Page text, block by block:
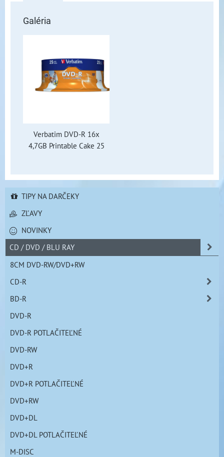
Galéria
Verbatim DVD-R 16x
4,7GB Printable Cake 25
TIPY NA DARČEKY
ZĽAVY
NOVINKY
CD / DVD / BLU RAY
8CM DVD-RW/DVD+RW
CD-R
BD-R
DVD-R
DVD-R POTLAČITEĽNÉ
DVD-RW
DVD+R
DVD+R POTLAČITEĽNÉ
DVD+RW
DVD+DL
DVD+DL POTLAČITEĽNÉ
M-DISC